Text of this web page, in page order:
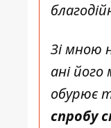
Зі мною
ані
обурює
спробу